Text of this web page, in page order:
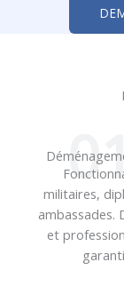
militaires,
ambassades.
et